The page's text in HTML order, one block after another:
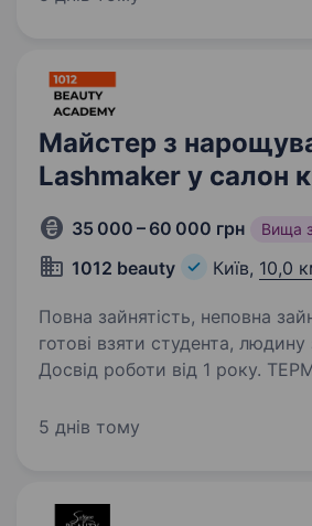
Майстер з
Lashmaker у салон
35 000 – 60 000 грн Вища
1012 beauty Київ, 10,0
Повна зайнятість, неповна
готові взяти студента, людину
Досвід роботи від 1 року. ТЕРМІНОВО! Потрібні
з нарощування вій. Майстер з ламінування вій.
1300 грн. — 4/6D —…
5 днів тому